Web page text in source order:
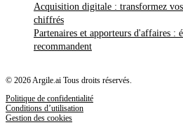
Acquisition digitale : transformez
chiffrés
Partenaires et apporteurs d'affaires :
recommandent
© 2026 Argile.ai Tous droits réservés.
Politique de confidentialité
Conditions d’utilisation
Gestion des cookies